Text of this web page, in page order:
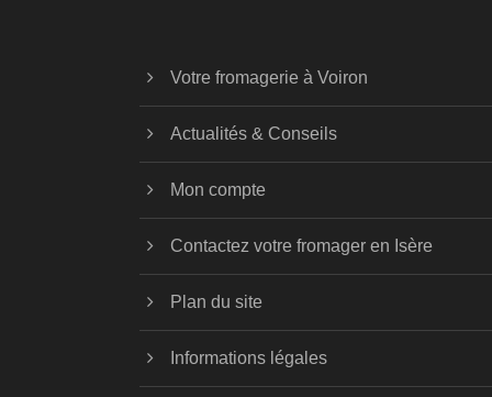
Votre fromagerie à Voiron
Actualités & Conseils
Mon compte
Contactez votre fromager en Isère
Plan du site
Informations légales